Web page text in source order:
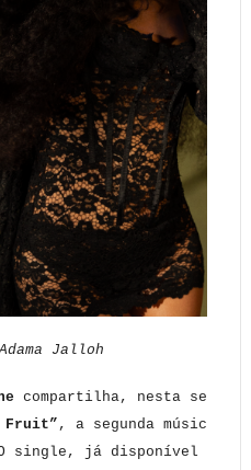
Jalloh
compartilha, nesta
Fruit”, a segunda música
single, já disponível nas